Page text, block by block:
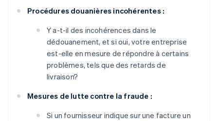
Procédures douanières incohérentes :
Y a-t-il des incohérences dans le
dédouanement, et si oui, votre entreprise
est-elle en mesure de répondre à certains
problèmes, tels que des retards de
livraison?
Mesures de lutte contre la fraude :
Si un fournisseur indique sur une facture un